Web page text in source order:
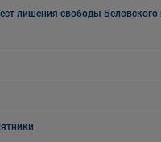
лишения свободы Беловского